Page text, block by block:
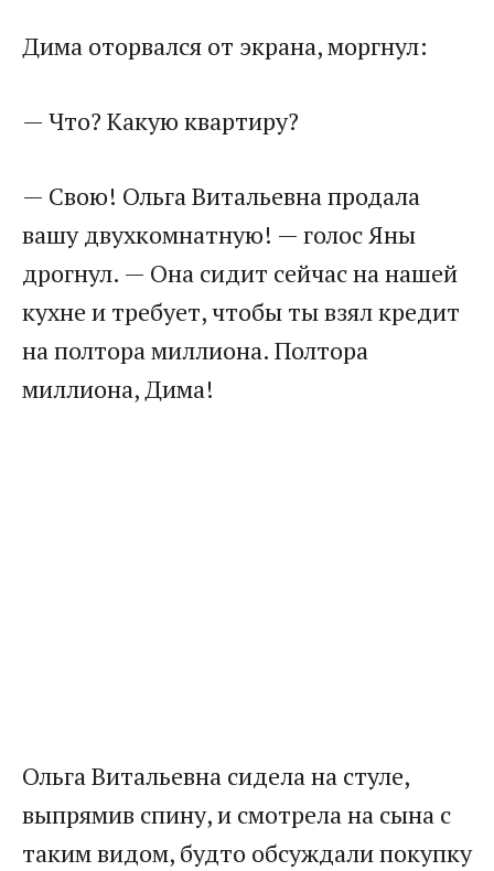
Дима оторвался от экрана, моргнул:
— Что? Какую квартиру?
— Свою! Ольга Витальевна продала
вашу двухкомнатную! — голос Яны
дрогнул. — Она сидит сейчас на нашей
кухне и требует, чтобы ты взял кредит
на полтора миллиона. Полтора
миллиона, Дима!
Ольга Витальевна сидела на стуле,
выпрямив спину, и смотрела на сына с
таким видом, будто обсуждали покупку